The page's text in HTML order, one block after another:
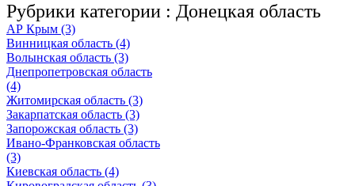
Рубрики категории : Донецкая область
АР Крым (3)
Винницкая область (4)
Волынская область (3)
Днепропетровская область
(4)
Житомирская область (3)
Закарпатская область (3)
Запорожская область (3)
Ивано-Франковская область
(3)
Киевская область (4)